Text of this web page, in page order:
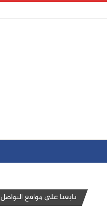
تابعنا على مواقع التواصل